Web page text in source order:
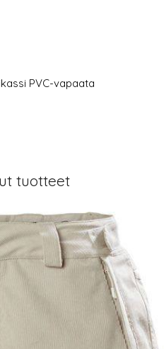
PVC-vapaata
tuotteet